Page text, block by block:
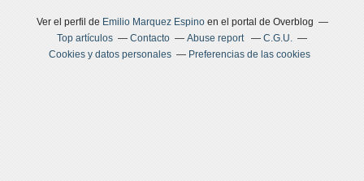
Ver el perfil de Emilio Marquez Espinoen el portal de Overblog
Top artículos
Contacto Abuse report
C.G.U.
Cookies y datos personales
Preferencias de las cookies